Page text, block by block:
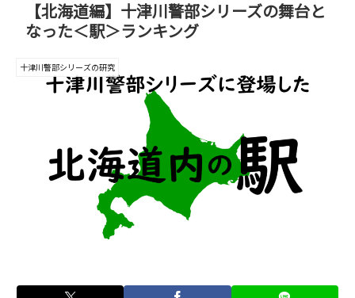
【北海道編】十津川警部シリーズの舞台と
なった＜駅＞ランキング
十津川警部シリーズの研究